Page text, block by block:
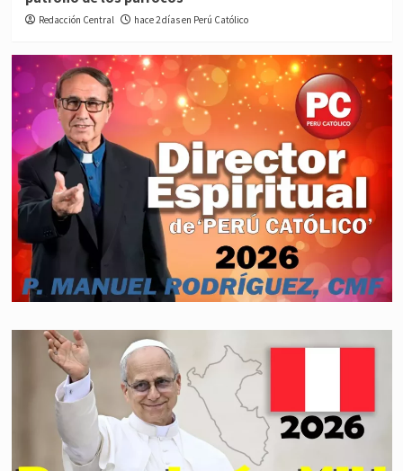
Redacción Central hace 2 días en Perú Católico